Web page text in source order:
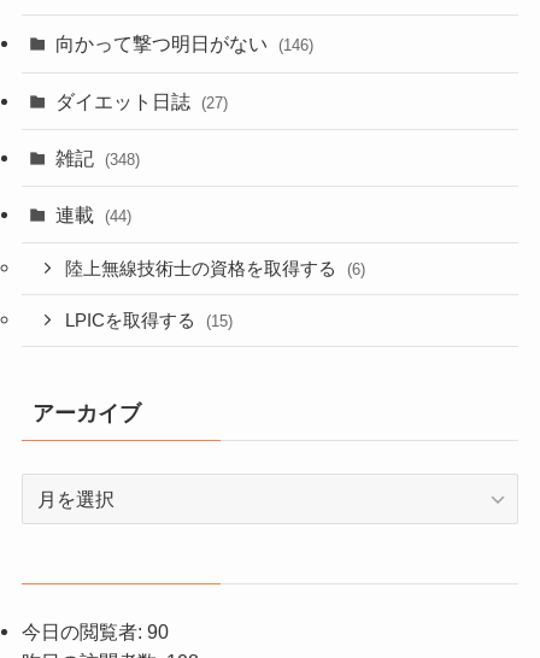
向かって撃つ明日がない (146)
ダイエット日誌 (27)
雑記 (348)
連載 (44)
陸上無線技術士の資格を取得する (6)
LPICを取得する (15)
アーカイブ
今日の閲覧者: 90